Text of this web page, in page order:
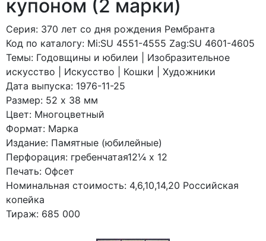
купоном (2 марки)
Серия: 370 лет со дня рождения Рембранта
Код по каталогy: Mi:SU 4551-4555 Zag:SU 4601-4605
Темы: Годовщины и юбилеи | Изобразительное
искусство | Искусство | Кошки | Художники
Дата выпуска: 1976-11-25
Размер: 52 x 38 мм
Цвет: Многоцветный
Формат: Марка
Издание: Памятные (юбилейные)
Перфорация: гребенчатая12¼ x 12
Печать: Офсет
Номинальная стоимость: 4,6,10,14,20 Российская
копейка
Тираж: 685 000